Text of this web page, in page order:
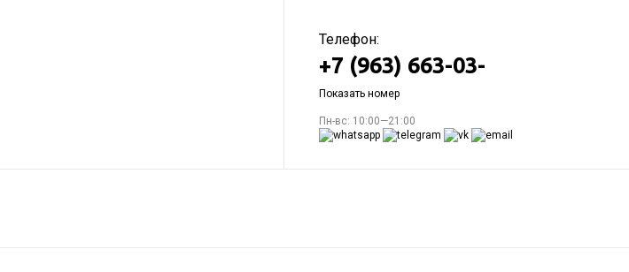
Телефон:
+7 (963) 663-03-
Показать номер
Пн-вс: 10:00—21:00